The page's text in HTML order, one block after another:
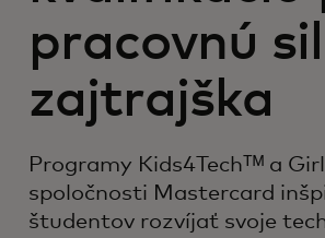
pracovnú
zajtrajška
Programy Kids4Techᵀᴹ a
spoločnosti Mastercard
študentov rozvíjať svoje